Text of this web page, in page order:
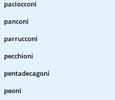
paciocconi
panconi
parrucconi
pecchioni
pentadecagoni
peoni